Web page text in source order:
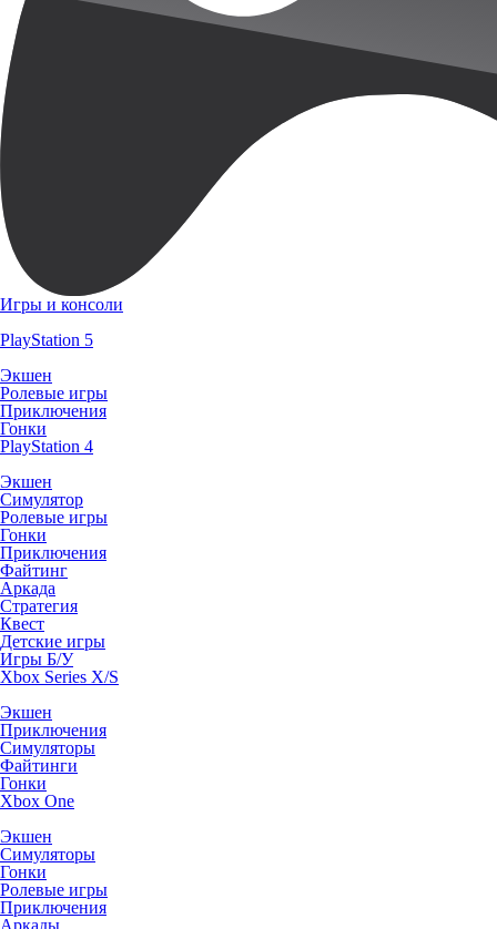
Игры и консоли
PlayStation 5
Экшен
Ролевые игры
Приключения
Гонки
PlayStation 4
Экшен
Симулятор
Ролевые игры
Гонки
Приключения
Файтинг
Аркада
Стратегия
Квест
Детские игры
Игры Б/У
Xbox Series X/S
Экшен
Приключения
Симуляторы
Файтинги
Гонки
Xbox One
Экшен
Симуляторы
Гонки
Ролевые игры
Приключения
Аркады